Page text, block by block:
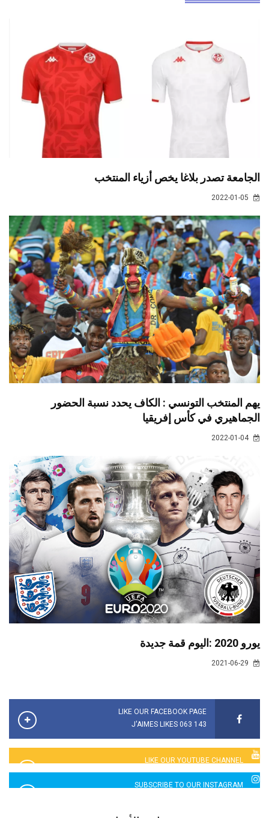
الجامعة تصدر بلاغا يخص أزياء المنتخب
يهم المنتخب التونسي : الكاف يحدد نسبة الحضور
الجماهيري في كأس إفريقيا
2022-01-04
يورو 2020 :اليوم قمة جديدة
LIKE OUR FACEBOOK PAGE
143 063 J'AIMES LIKES
LIKE OUR YOUTUBE CHANNEL
2760 LIKES
SUBSCRIBE TO OUR INSTAGRAM